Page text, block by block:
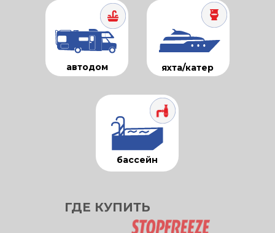
автодом яхта/катер
бассейн
ГДЕ КУПИТЬ